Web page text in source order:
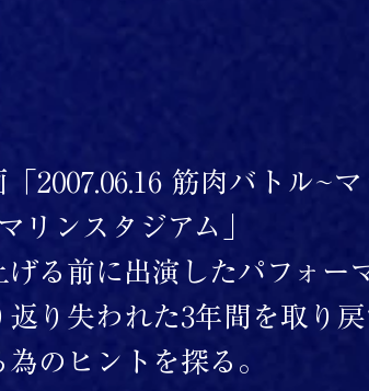
2007.06.16 筋肉バトル~
リンスタジアム」
る前に出演したパフォー
り失われた3年間を取り
のヒントを探る。